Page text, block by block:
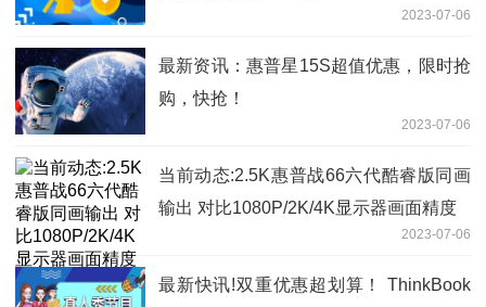
2023-07-06
最新资讯：惠普星15S超值优惠，限时抢
购，快抢！
2023-07-06
当前动态:2.5K惠普战66六代酷睿版同画
输出 对比1080P/2K/4K显示器画面精度
2023-07-06
最新快讯!双重优惠超划算！ ThinkBook